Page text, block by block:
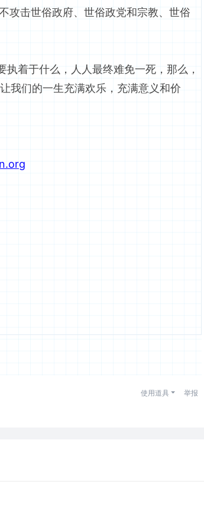
世俗政府、世俗政党和宗教、世俗
着于什么，人人最终难免一死，那么，
我们的一生充满欢乐，充满意义和价
使用道具 举报